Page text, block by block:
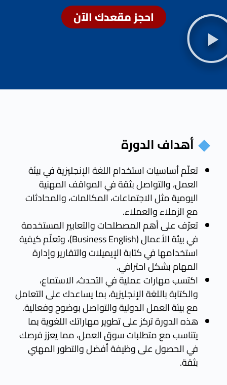
احجز مقعدك الآن
أهداف الدورة
تعلّم أساسيات استخدام اللغة الإنجليزية في بيئة
العمل، والتواصل بثقة في المواقف المهنية
اليومية مثل الاجتماعات، المكالمات، والمحادثات
مع الزملاء والعملاء.
تعرّف على أهم المصطلحات والتعابير المستخدمة
في بيئة الأعمال (Business English)، وتعلّم كيفية
استخدامها في كتابة الإيميلات والتقارير وإدارة
المهام بشكل احترافي.
اكتسب مهارات عملية في التحدث، الاستماع،
والكتابة باللغة الإنجليزية، بما يساعدك على التعامل
مع بيئة العمل الدولية والتواصل بوضوح وفعالية.
هذه الدورة تركز على تطوير مهاراتك اللغوية بما
يتناسب مع متطلبات سوق العمل، مما يعزز فرصك
في الحصول على وظيفة أفضل والتطور المهني
بثقة.